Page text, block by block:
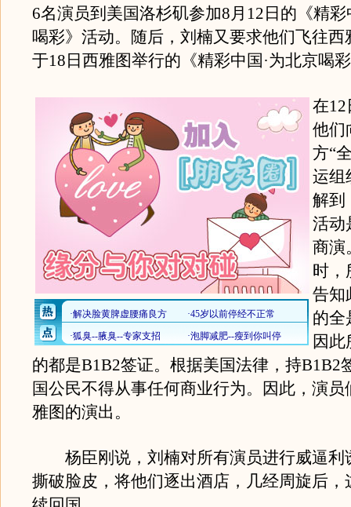
6名演员到美国洛杉矶参加8月12日的《精彩
喝彩》活动。随后，刘楠又要求他们飞往西
于18日西雅图举行的《精彩中国·为北京喝
在12
他们
方“
运组
解到
活动
商演
时，
告知
的全
因
的都是B1B2签证。根据美国法律，持B1B2
国公民不得从事任何商业行为。因此，演员
雅图的演出。
杨臣刚说，刘楠对所有演员进行威逼利
撕破脸皮，将他们逐出酒店，几经周旋后，